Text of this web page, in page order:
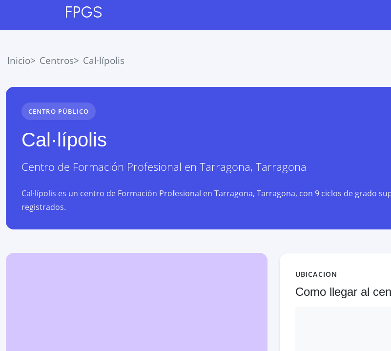
FPGS
Inicio Centros Cal·lípolis
CENTRO PÚBLICO
Cal·lípolis
Centro de Formación Profesional en Tarragona, Tarragona
Cal·lípolis es un centro de Formación Profesional en Tarragona, Tarragona, con 9 ciclos de grado
registrados.
UBICACION
Como llegar al